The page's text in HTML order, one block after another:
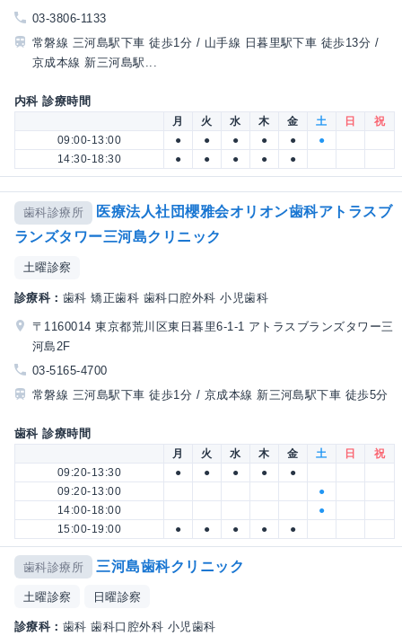
03-3806-1133
常磐線 三河島駅下車 徒歩1分 / 山手線 日暮里駅下車 徒歩13分 /
京成本線 新三河島駅...
内科 診療時間
月 火 水 木 金 土 日
祝
09:00-13:00
● ● ● ● ●
●
14:30-18:30
● ● ● ● ●
歯科診療所
医療法人社団櫻雅会オリオン歯科アトラスブ
ランズタワー三河島クリニック
土曜診察
診療科： 歯科 矯正歯科 歯科口腔外科 小児歯科
〒1160014 東京都荒川区東日暮里6-1-1 アトラスブランズタワー三
河島2F
03-5165-4700
常磐線 三河島駅下車 徒歩1分 / 京成本線 新三河島駅下車 徒歩5分
歯科 診療時間
月 火 水 木 金 土 日
祝
09:20-13:30
● ● ● ●
●
09:20-13:00
●
14:00-18:00
●
15:00-19:00
● ● ● ● ●
歯科診療所 三河島歯科クリニック
土曜診察 日曜診察
診療科： 歯科 歯科口腔外科 小児歯科